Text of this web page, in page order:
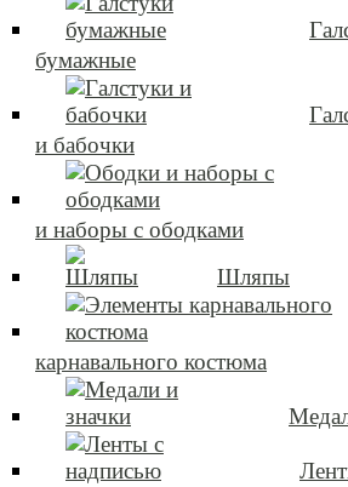
бумажные
и бабочки
и наборы с ободками
Шляпы
карнавального костюма